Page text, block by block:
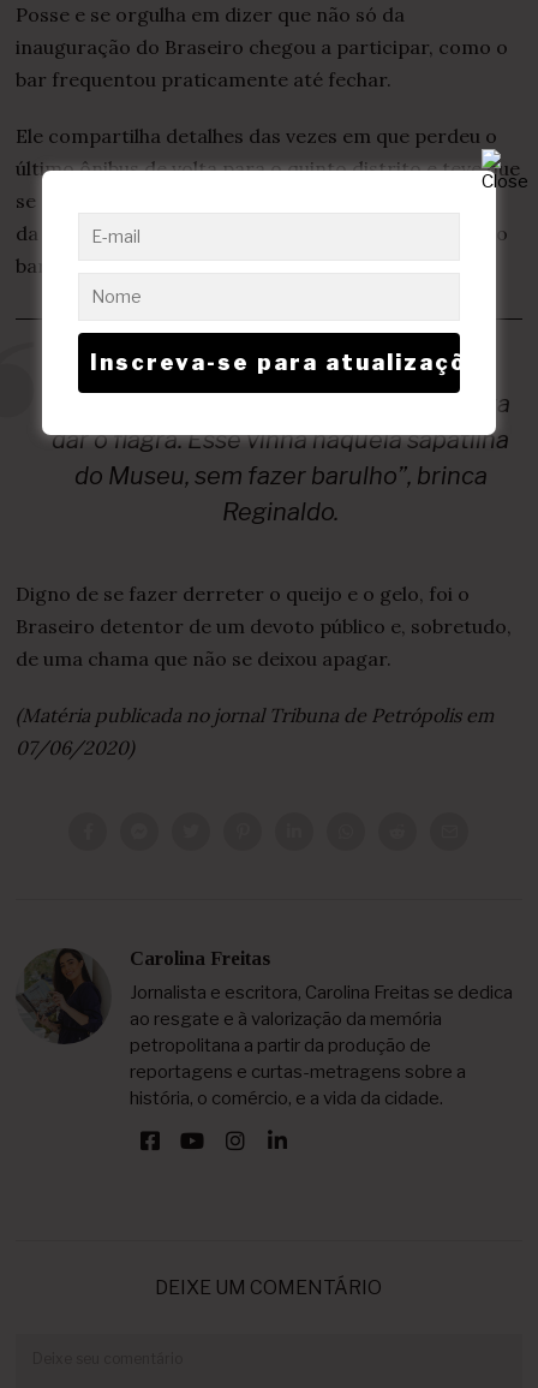
Posse e se orgulha em dizer que não só da
inauguração do Braseiro chegou a participar, como o
bar frequentou praticamente até fechar.
Ele compartilha detalhes das vezes em que perdeu o
último ônibus de volta para o quinto distrito e teve que
se abrigar no Braseiro – fiel escudeiro – até às cinco
da manhã; e da experiência tida no segundo andar do
bar: ala preferida dos casais apaixonados.
“Uma vez fui lá, mas tinha um garçom
enxerido que fingia ir no depósito só para
dar o flagra. Esse vinha naquela sapatilha
do Museu, sem fazer barulho”, brinca
Reginaldo.
Digno de se fazer derreter o queijo e o gelo, foi o
Braseiro detentor de um devoto público e, sobretudo,
de uma chama que não se deixou apagar.
(Matéria publicada no jornal Tribuna de Petrópolis em
07/06/2020)
Carolina Freitas
Jornalista e escritora, Carolina Freitas se dedica
ao resgate e à valorização da memória
petropolitana a partir da produção de
reportagens e curtas-metragens sobre a
história, o comércio, e a vida da cidade.
DEIXE UM COMENTÁRIO